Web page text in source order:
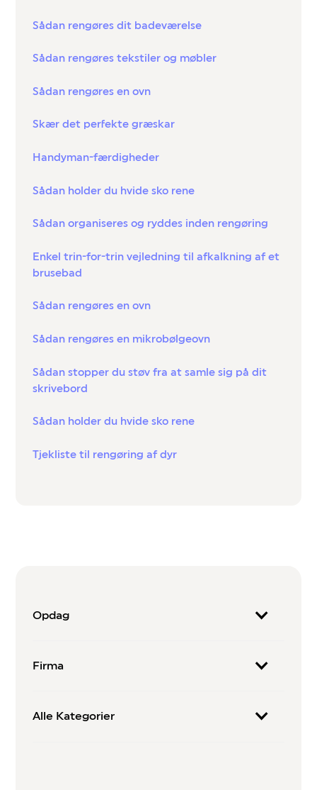
Sådan rengøres dit badeværelse
Sådan rengøres tekstiler og møbler
Sådan rengøres en ovn
Skær det perfekte græskar
Handyman-færdigheder
Sådan holder du hvide sko rene
Sådan organiseres og ryddes inden rengøring
Enkel trin-for-trin vejledning til afkalkning af et
brusebad
Sådan rengøres en ovn
Sådan rengøres en mikrobølgeovn
Sådan stopper du støv fra at samle sig på dit
skrivebord
Sådan holder du hvide sko rene
Tjekliste til rengøring af dyr
Opdag
Firma
Alle Kategorier